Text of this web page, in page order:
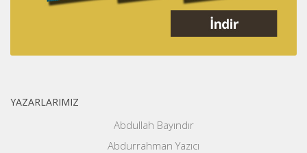
YAZARLARIMIZ
Abdullah Bayındır
Abdurrahman Yazıcı